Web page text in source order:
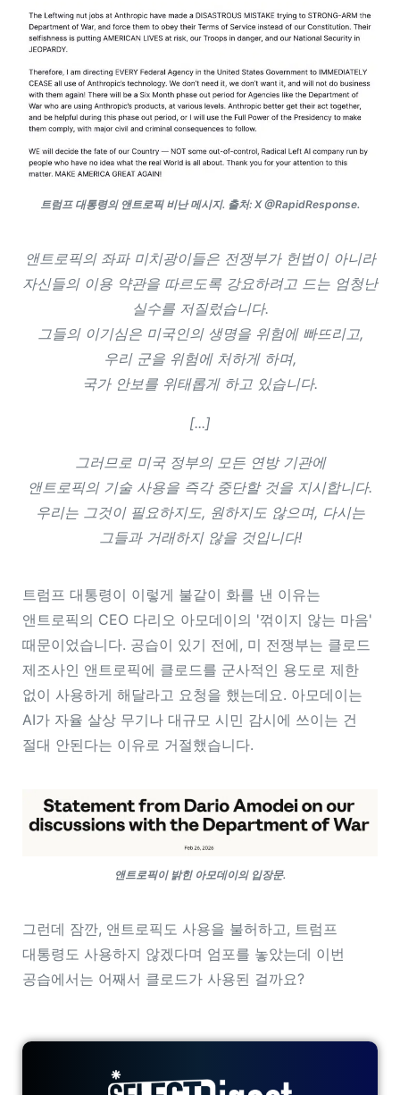
트럼프 대통령의 앤트로픽 비난 메시지. 출처: X @RapidResponse.
앤트로픽의 좌파 미치광이들은 전쟁부가 헌법이 아니라
자신들의 이용 약관을 따르도록 강요하려고 드는 엄청난
실수를 저질렀습니다.
그들의 이기심은 미국인의 생명을 위험에 빠뜨리고,
우리 군을 위험에 처하게 하며,
국가 안보를 위태롭게 하고 있습니다.
[...]
그러므로 미국 정부의 모든 연방 기관에
앤트로픽의 기술 사용을 즉각 중단할 것을 지시합니다.
우리는 그것이 필요하지도, 원하지도 않으며, 다시는
그들과 거래하지 않을 것입니다!
트럼프 대통령이 이렇게 불같이 화를 낸 이유는
앤트로픽의 CEO 다리오 아모데이의 '꺾이지 않는 마음'
때문이었습니다. 공습이 있기 전에, 미 전쟁부는 클로드
제조사인 앤트로픽에 클로드를 군사적인 용도로 제한
없이 사용하게 해달라고 요청을 했는데요. 아모데이는
AI가 자율 살상 무기나 대규모 시민 감시에 쓰이는 건
절대 안된다는 이유로 거절했습니다.
앤트로픽이 밝힌 아모데이의 입장문.
그런데 잠깐, 앤트로픽도 사용을 불허하고, 트럼프
대통령도 사용하지 않겠다며 엄포를 놓았는데 이번
공습에서는 어째서 클로드가 사용된 걸까요?